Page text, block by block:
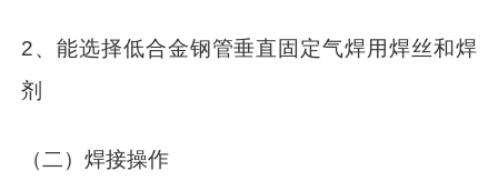
2、能选择低合金钢管垂直固定气焊用焊丝和焊
剂
（二）焊接操作